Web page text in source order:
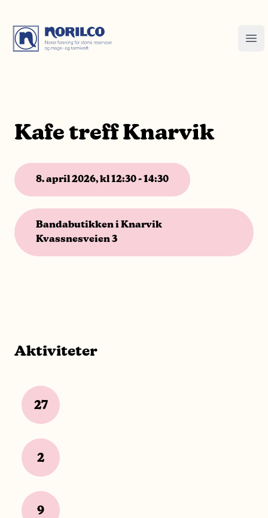
Kafe treff Knarvik
8. april 2026, kl 12:30 - 14:30
Bandabutikken i Knarvik
Kvassnesveien 3
Aktiviteter
27
2
9